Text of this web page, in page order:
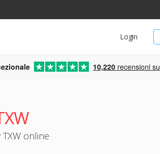
Login
10,220 recensioni su
online